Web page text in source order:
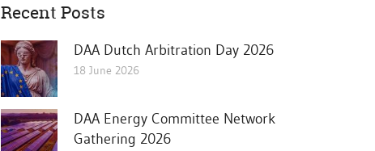
Recent Posts
DAA Dutch Arbitration Day 2026
18 June 2026
DAA Energy Committee Network
Gathering 2026